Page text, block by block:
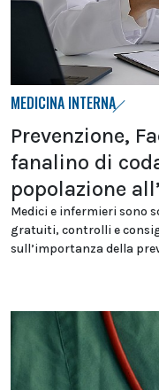
MEDICINA INTERNA
Prevenzione,
fanalino di
popolazione
Medici e infermieri sono
gratuiti, controlli e
sull’importanza della